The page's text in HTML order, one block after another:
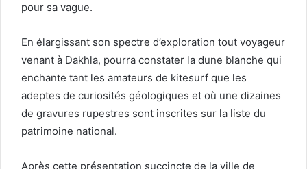
pour sa vague.
En élargissant son spectre d’exploration tout voyageur
venant à Dakhla, pourra constater la dune blanche qui
enchante tant les amateurs de kitesurf que les
adeptes de curiosités géologiques et où une dizaines
de gravures rupestres sont inscrites sur la liste du
patrimoine national.
Après cette présentation succincte de la ville de